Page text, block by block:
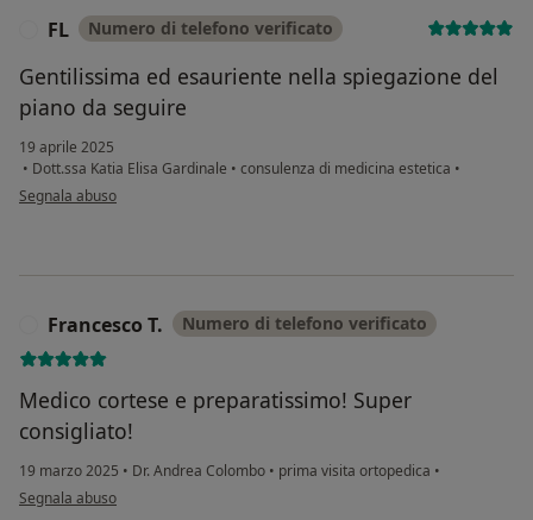
FL Numero di telefono verificato
Gentilissima ed esauriente nella spiegazione del
piano da seguire
19 aprile 2025
• Dott.ssa Katia Elisa Gardinale • consulenza di medicina estetica •
secondo l'opinione dell'utente FL
Segnala abuso
Francesco T. Numero di telefono verificato
Medico cortese e preparatissimo! Super
consigliato!
19 marzo 2025 • Dr. Andrea Colombo • prima visita ortopedica •
secondo l'opinione dell'utente Francesco T.
Segnala abuso